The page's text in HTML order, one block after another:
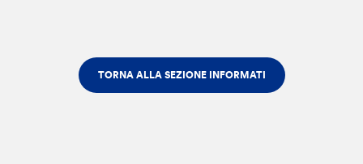
TORNA ALLA SEZIONE INFORMATI